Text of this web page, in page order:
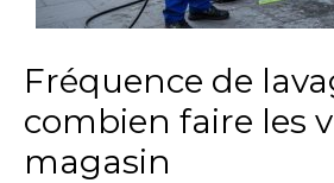
Fréquence de
combien faire les
magasin